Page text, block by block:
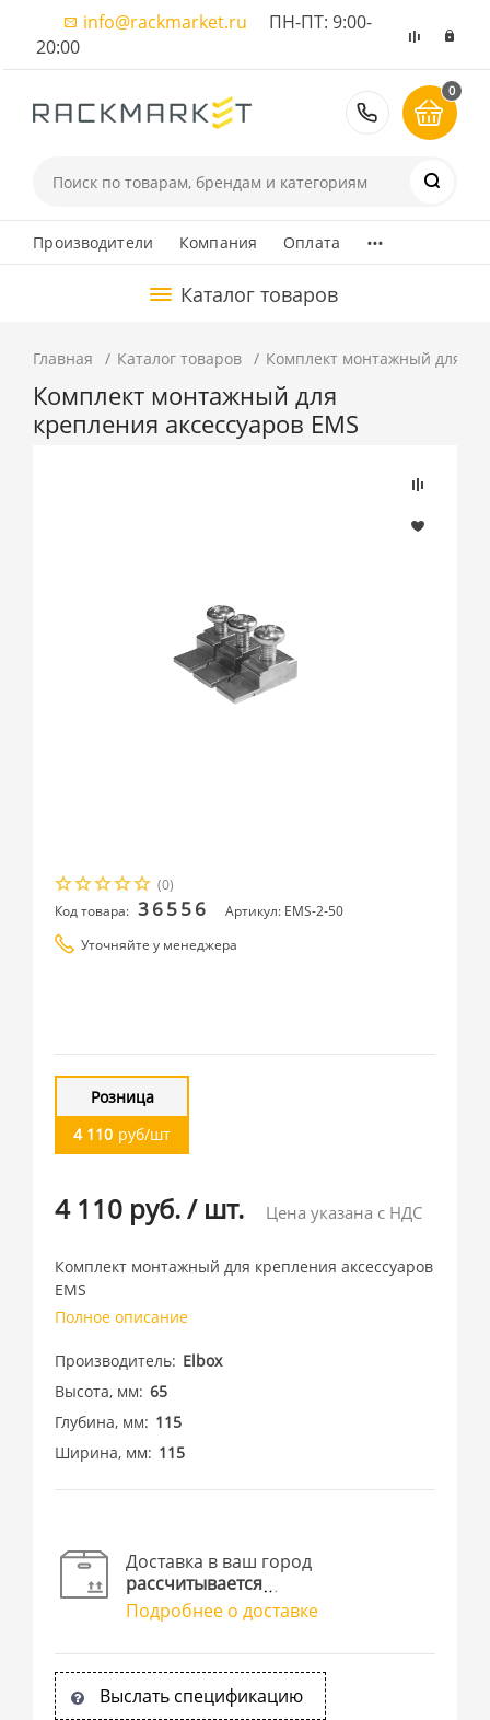
info@rackmarket.ru ПН-ПТ: 9:00-
20:00
8 (495)
0
Производители Компания Оплата ...
Каталог товаров
Главная Каталог товаров Комплект монтажный для
Комплект монтажный для
крепления аксессуаров EMS
(0)
Код товара: 36556
Артикул: EMS-2-50
Уточняйте у менеджера
Розница
4 110 руб/шт
4 110 руб./ шт. Цена указана с НДС
Комплект монтажный для крепления аксессуаров
EMS
Полное описание
Производитель Elbox
Высота, мм 65
Глубина, мм
115
Ширина, мм
115
Доставка в ваш город
рассчитывается
Подробнее о доставке
Выслать спецификацию